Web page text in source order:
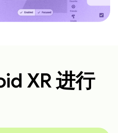
XR 进行